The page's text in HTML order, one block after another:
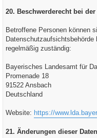
20. Beschwerderecht bei
Betroffene Personen können
regelmäßig zuständig:
Bayerisches Landesamt für
Promenade 18
91522 Ansbach
Deutschland
Website: https://
21. Änderungen dieser